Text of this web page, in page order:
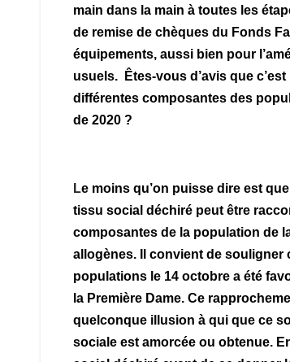
main dans la main à toutes les
de remise de chèques du Fonds
équipements, aussi bien pour
usuels. Êtes-vous d’avis que
différentes composantes des
de 2020 ?
Le moins qu’on puisse dire est
tissu social déchiré peut être
composantes de la population de
allogènes. Il convient de souligner
populations le 14 octobre a été
la Première Dame. Ce
quelconque illusion à qui que ce
sociale est amorcée ou obtenue.